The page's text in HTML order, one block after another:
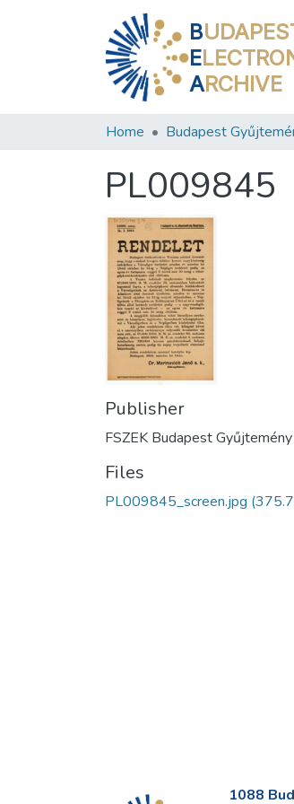
B
E
ARCHIVE
Home Budapest
PL009845
Publisher
FSZEK Budapest Gyűjtemény
Files
PL009845_screen.jpg
1088